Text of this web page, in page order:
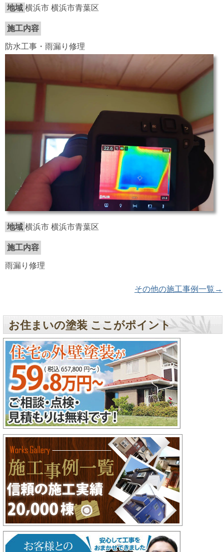
地域 横浜市 横浜市青葉区
施工内容
防水工事・雨漏り修理
地域 横浜市 横浜市青葉区
施工内容
雨漏り修理
その他の施工事例一覧→
お住まいの塗装 ここがポイント